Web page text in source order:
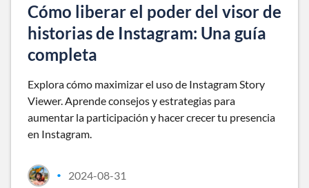
Cómo liberar el poder del visor de
historias de Instagram: Una guía
completa
Explora cómo maximizar el uso de Instagram Story
Viewer. Aprende consejos y estrategias para
aumentar la participación y hacer crecer tu presencia
en Instagram.
• 2024-08-31